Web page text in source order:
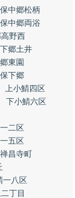
中郷松柄
中郷両浴
野西
郷土井
東園
下郷
上小鯖四区
下小鯖六区
二区
五区
昌寺町
一八区
丁目